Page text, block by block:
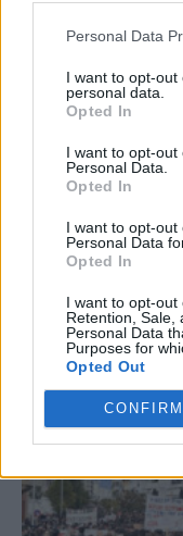
Personal Data
I want to opt-
personal data.
Opted In
I want to opt-out
Personal Data.
Opted In
I want to opt-
Personal Data
Opted In
I want to opt-out
Retention, Sale,
Personal Data
Purposes for
Opted Out
CONFIRM
ΘΕΡΙΝΕΣ ΕΚΠΤΩΣΕΙΣ
ERGANI APP
ΣΧΕΤΙΚΆ ΆΡΘΡΑ